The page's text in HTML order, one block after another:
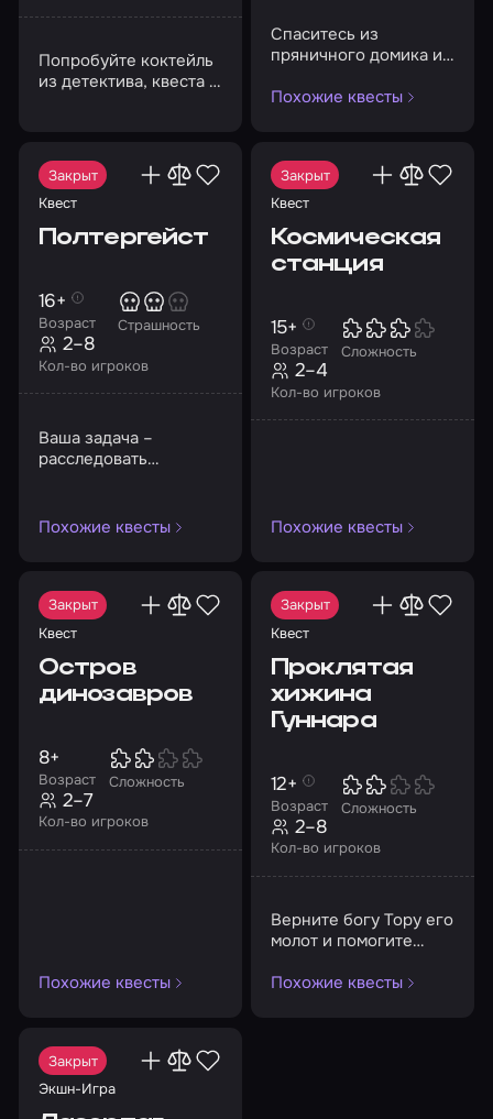
Попробуйте коктейль
из детектива, квеста и
Спаситесь из
пряничного домика и
людоедки до прихода
Похожие квесты
Закрыт
Квест
Полтергейст
Возраст
16+
Страшность
Кол-во игроков
2–8
Ваша задача –
расследовать
девушек
Похожие квесты
Закрыт
Квест
Космическая
станция
Возраст
15+
Сложность
Кол-во игроков
2–4
Похожие квесты
Закрыт
Квест
Остров
динозавров
Возраст
8+
Сложность
Кол-во игроков
2–7
Похожие квесты
Закрыт
Квест
Проклятая
хижина
Гуннара
Возраст
12+
Сложность
Кол-во игроков
2–8
Верните богу Тору его
молот и помогите
битве против титанов
Похожие квесты
Закрыт
Экшн-Игра